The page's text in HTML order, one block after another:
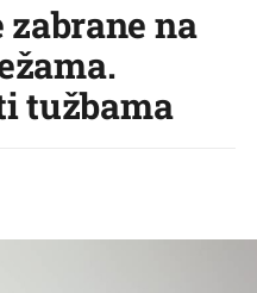
zabrane na
tužbama